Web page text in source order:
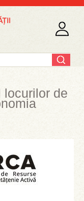
locurilor de